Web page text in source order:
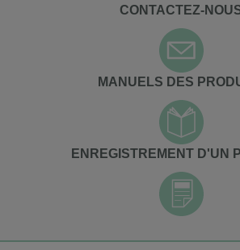
CONTACTEZ-
MANUELS DES
ENREGISTREMENT D'UN